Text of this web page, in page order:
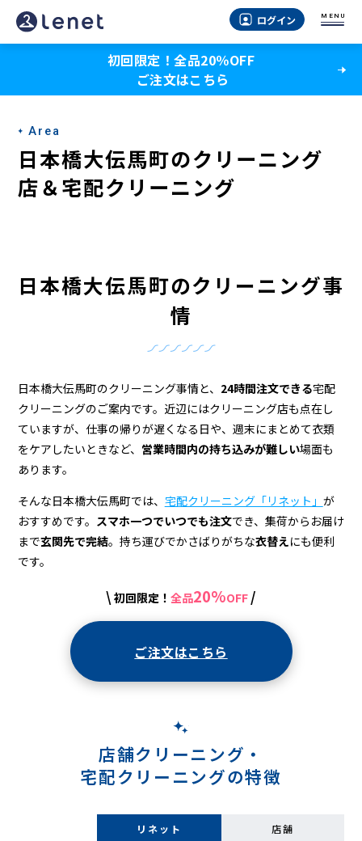
日
本
大
伝
馬
町
リ
ー
グ
店
＆
宅
配
ク
リ
ログイン MENU
初回限定！全品20％OFF
ご注文はこちら
Area
日本橋大伝馬町のクリーニング
店＆宅配クリーニング
日本橋大伝馬町のクリーニング事
情
日本橋大伝馬町のクリーニング事情と、 24時間注文できる宅配
クリーニングのご案内です。近辺にはクリーニング店も点在し
ていますが、仕事の帰りが遅くなる日や、週末にまとめて衣類
をケアしたいときなど、 営業時間内の持ち込みが難しい場面も
あります。
そんな日本橋大伝馬町では、 宅配クリーニング「リネット」 が
おすすめです。 スマホ一つでいつでも注文でき、集荷からお届け
まで玄関先で完結。持ち運びでかさばりがちな衣替えにも便利
です。
\ 初回限定！ 全品20%OFF /
ご注文はこちら
店舗クリーニング・
宅配クリーニングの特徴
リネット 店舗